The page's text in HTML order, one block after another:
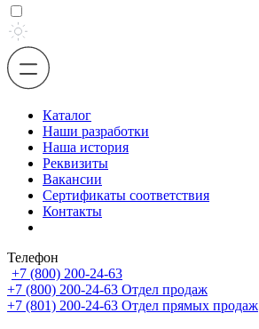
Каталог
Наши разработки
Наша история
Реквизиты
Вакансии
Сертификаты соответствия
Контакты
Телефон
+7 (800) 200-24-63
+7 (800) 200-24-63 Отдел продаж
+7 (801) 200-24-63 Отдел прямых продаж